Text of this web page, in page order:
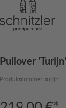
Pullover 'Turijn'
Produktnummer: turijn